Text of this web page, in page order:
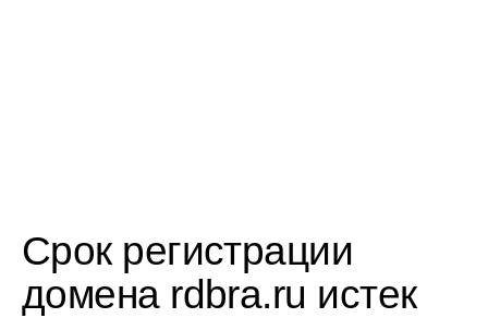
Срок регистрации
домена rdbra.ru истек